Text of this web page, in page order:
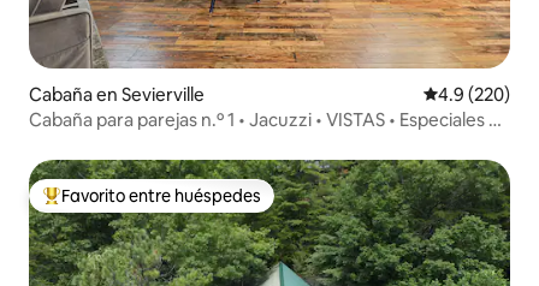
Cabaña en Sevierville Calificación
4.9 (220)
Cabaña para parejas n.º 1 • Jacuzzi • VISTAS • Especiales de
Favorito entre huéspedes preferido
Favorito entre huéspedes